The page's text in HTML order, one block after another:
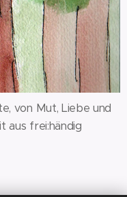
von Mut, Liebe und
aus frei:händig